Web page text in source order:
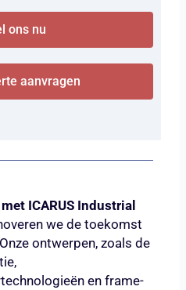
ons nu
aanvragen
ICARUS Industrial
we de toekomst
ontwerpen, zoals de
en frame-